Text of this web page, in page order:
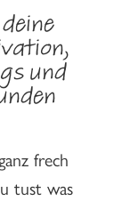
und
frech
tust was